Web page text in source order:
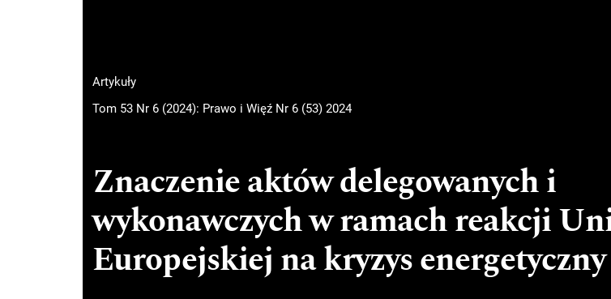
Artykuły
Tom 53 Nr 6 (2024): Prawo i Więź Nr 6 (53) 2024
Znaczenie aktów delegowanych i
wykonawczych w ramach reakcji
Europejskiej na kryzys energetyczny